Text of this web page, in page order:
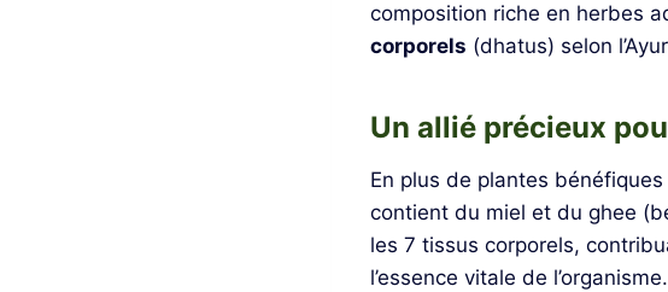
composition riche en herbes
corporels (dhatus) selon
Un allié précieux
En plus de plantes
contient du miel et du ghee
les 7 tissus corporels,
l’essence vitale de